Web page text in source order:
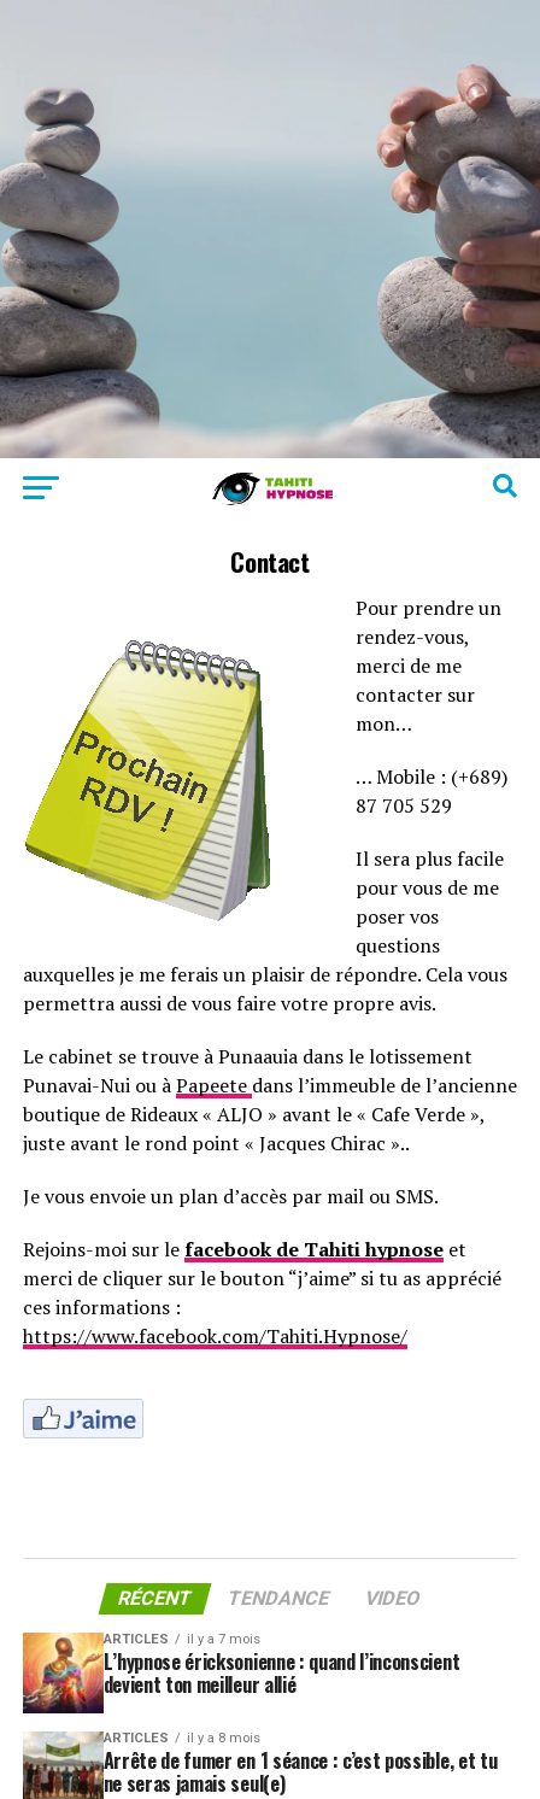
Contact
Pour prendre un
rendez-vous,
merci de me
contacter sur
mon…
… Mobile : (+689)
87 705 529
Il sera plus facile
pour vous de me
poser vos
questions
auxquelles je me ferais un plaisir de répondre. Cela vous
permettra aussi de vous faire votre propre avis.
Le cabinet se trouve à Punaauia dans le lotissement
Punavai-Nui ou àPapeete dans l’immeuble de l’ancienne
boutique de Rideaux « ALJO » avant le « Cafe Verde »,
juste avant le rond point « Jacques Chirac »..
Je vous envoie un plan d’accès par mail ou SMS.
Rejoins-moi sur lefacebook de Tahiti hypnoseet
merci de cliquer sur le bouton “j’aime” si tu as apprécié
ces informations :
https://www.facebook.com/Tahiti.Hypnose/
RÉCENT TENDANCE VIDEO
ARTICLES il y a 7 mois
L’hypnose éricksonienne : quand l’inconscient
devient ton meilleur allié
ARTICLES il y a 8 mois
Arrête de fumer en 1 séance : c’est possible, et tu
ne seras jamais seul(e)